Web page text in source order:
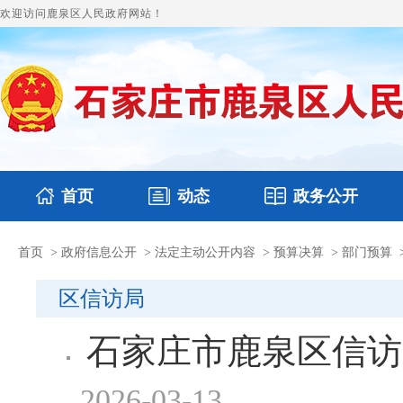
欢迎访问鹿泉区人民政府网站！
首页 动态
国务要闻 鹿泉要闻 图片新闻
政务公开
本区文件 财政预决算
首页 > 政府信息公开 > 法定主动公开内容 > 预算决算 > 部门预算
区信访局
石家庄市鹿泉区信